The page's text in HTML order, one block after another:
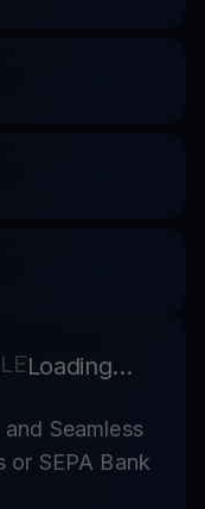
Loading...
Seamless
or SEPA Bank